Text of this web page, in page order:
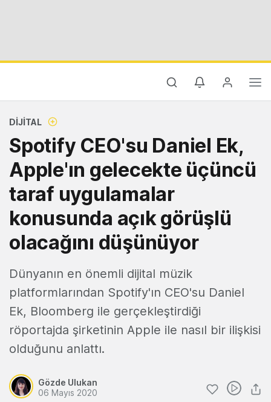
DIJITAL
Spotify CEO'su Daniel Ek,
Apple'ın gelecekte üçüncü
taraf uygulamalar
konusunda açık görüşlü
olacağını düşünüyor
Dünyanın en önemli dijital müzik
platformlarından Spotify'ın CEO'su Daniel
Ek, Bloomberg ile gerçekleştirdiği
röportajda şirketinin Apple ile nasıl bir ilişkisi
olduğunu anlattı.
Gözde Ulukan
06 Mayıs 2020